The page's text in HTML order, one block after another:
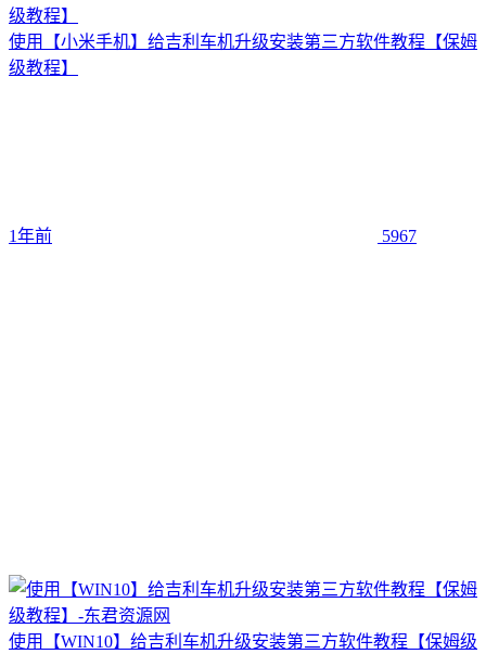
级教程】
使用【小米手机】给吉利车机升级安装第三方软件教程【保姆
级教程】
1年前 5967
使用【WIN10】给吉利车机升级安装第三方软件教程【保姆级